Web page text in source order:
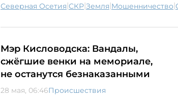
Северная Осетия| СКР| земля| мошенничество|
Мэр Кисловодска: Вандалы,
сжёгшие венки на мемориале,
не останутся безнаказанными
28 мая, 06:46Происшествия